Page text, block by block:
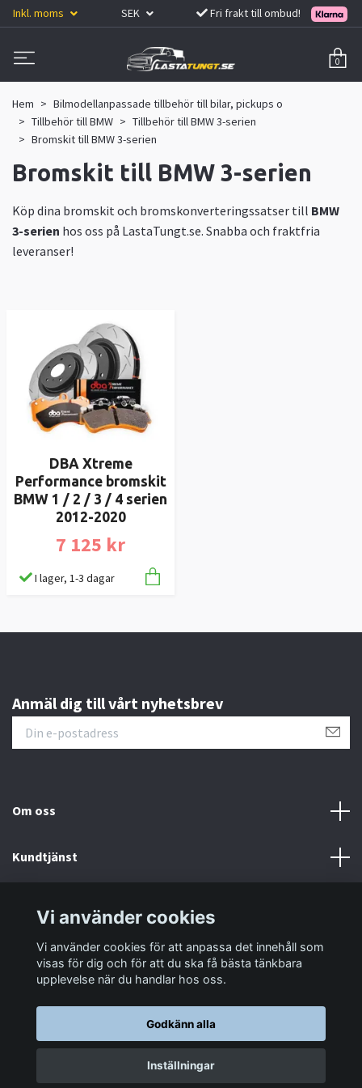
Inkl. moms SEK Fri frakt till ombud!
0
Hem
Bilmodellanpassade tillbehör till bilar, pickups o
Tillbehör till BMW
Tillbehör till BMW 3-serien
Bromskit till BMW 3-serien
Bromskit till BMW 3-serien
Köp dina bromskit och bromskonverteringssatser till BMW
3-serien hos oss på LastaTungt.se. Snabba och fraktfria
leveranser!
DBA Xtreme
Performance bromskit
BMW 1 / 2 / 3 / 4 serien
2012-2020
7 125 kr
I lager, 1-3 dagar
Anmäl dig till vårt nyhetsbrev
Om oss
Kundtjänst
Sociala medier
© 2026 LastaTungt.se
Vi använder cookies
Vi använder cookies för att anpassa det innehåll som
visas för dig och för att du ska få bästa tänkbara
upplevelse när du handlar hos oss.
Godkänn alla
Inställningar